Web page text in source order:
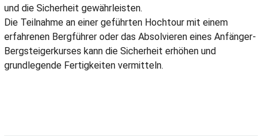
und die Sicherheit gewährleisten.
Die Teilnahme an einer geführten Hochtour mit einem
erfahrenen Bergführer oder das Absolvieren eines Anfänger-
Bergsteigerkurses kann die Sicherheit erhöhen und
grundlegende Fertigkeiten vermitteln.